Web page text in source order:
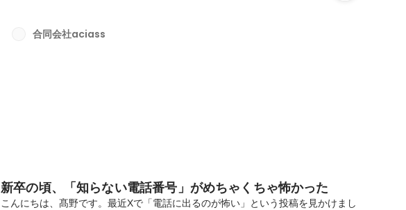
た状態で、半回転1回転左右にゆらゆらを繰り返します。ここではかなり控えめ
合同会社aciass
新卒の頃、「知らない電話番号」がめちゃくちゃ怖かった
こんにちは、髙野です。最近Xで「電話に出るのが怖い」という投稿を見かけまし